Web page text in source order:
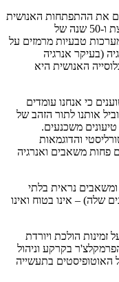
את ההתפתחות האנושית
כבר ברגע זה, אחרי 300 שנה של צמיחה מואצת ו-50 שנה של
טבעיות מרמזים על
(בעיקר אנרגיה
האנושית היא
כי אנחנו עומדים
אותנו לתור הזהב של
משכנעים.
והדוגמאות
פחות משאבים ואנרגיה
נראית בלתי
שלה) – אינו בטוח ואינו
זמינות הולכת ויורדת
בקרקע וניהול
בתעשייה